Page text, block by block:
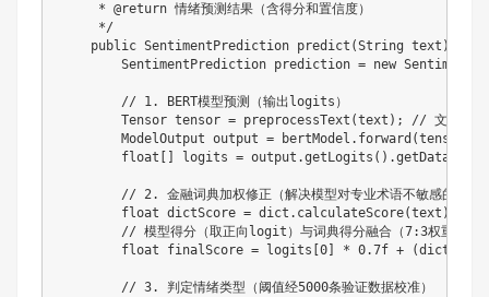
     * @return 情绪预测结果（含得分和置信度）
     */
public SentimentPrediction predict (String text )
SentimentPrediction prediction = new
// 1. BERT模型预测（输出logits）
Tensor tensor = preprocessText (text ) ;
// 文本转张
ModelOutput output = bertModel . forward (tensor
float
logits = output .getLogits ( ) .
// 2. 金融词典加权修正（解决模型对专业术语不敏感的问题
float dictScore = dict . calculateScore(text )
// 模型得分（取正向logit）与词典得分融合（7:3权重，试
float finalScore = logits 0 * 0.7f + (
// 3. 判定情绪类型（阈值经5000条验证数据校准）